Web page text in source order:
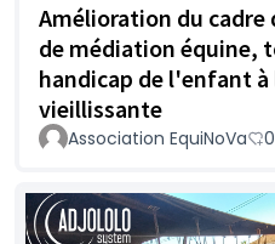
Amélioration du cadre
de médiation équine,
handicap de l'enfant à
vieillissante
Association EquiNoVa 0